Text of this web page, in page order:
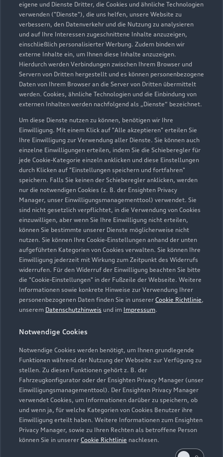
eigene und Dienste Dritter, die Cookies und ähnliche Technologien
verwenden ("Dienste"), die uns helfen, unsere Website zu
verbessern, den Datenverkehr und die Nutzung zu analysieren
und auf Ihre Interessen zugeschnittene Inhalte anzuzeigen,
einschließlich personalisierter Werbung. Zudem binden wir
externe Inhalte ein, um Ihnen diese Inhalte anzuzeigen.
Hierdurch werden Verbindungen zwischen Ihrem Browser und
Servern von Dritten hergestellt und es können personenbezogene
Daten von Ihrem Browser an die Server von Dritten übermittelt
werden. Cookies, ähnliche Technologien und die Einbindung von
externen Inhalten werden nachfolgend als „Dienste“ bezeichnet.
Um diese Dienste nutzen zu können, benötigen wir Ihre
Einwilligung. Mit einem Klick auf "Alle akzeptieren" erteilen Sie
Ihre Einwilligung zur Verwendung aller Dienste. Sie können auch
einzelne Einwilligungen erteilen, indem Sie die Schieberegler für
jede Cookie-Kategorie einzeln anklicken und diese Einstellungen
durch Klicken auf "Einstellungen speichern und fortfahren"
speichern. Falls Sie keinen der Schieberegler anklicken, werden
nur die notwendigen Cookies (z. B. der Ensighten Privacy
Manager, unser Einwilligungsmanagementtool) verwendet. Sie
sind nicht gesetzlich verpflichtet, in die Verwendung von Cookies
einzuwilligen, aber wenn Sie Ihre Einwilligung nicht erteilen,
können Sie bestimmte unserer Dienste möglicherweise nicht
nutzen. Sie können Ihre Cookie-Einstellungen anhand der unten
aufgeführten Kategorien von Cookies verwalten. Sie können Ihre
Einwilligung jederzeit mit Wirkung zum Zeitpunkt des Widerrufs
widerrufen. Für den Widerruf der Einwilligung beachten Sie bitte
die "Cookie-Einstellungen" in der Fußzeile der Webseite. Weitere
Informationen sowie konkrete Hinweise zur Verwendung Ihrer
personenbezogenen Daten finden Sie in unserer Cookie Richtlinie,
unserem Datenschutzhinweis und im Impressum.
Notwendige Cookies
Notwendige Cookies werden benötigt, um Ihnen grundlegende
Funktionen während der Nutzung der Webseite zur Verfügung zu
stellen. Zu diesen Funktionen gehört z. B. der
Fahrzeugkonfigurator oder der Ensighten Privacy Manager (unser
Einwilligungsmanagementtool). Der Ensighten Privacy Manager
verwendet Cookies, um Informationen darüber zu speichern, ob
und wenn ja, für welche Kategorien von Cookies Benutzer ihre
Einwilligung erteilt haben. Weitere Informationen zum Ensighten
Privacy Manager, sowie zu Ihren Rechten als betroffene Person
können Sie in unserer Cookie Richtlinie nachlesen.
04103 9169900
info@biesterfeldt-schmidt.de
Kontaktdaten herunterladen
Öffnungszeiten
Verkauf
Geöffnet bis18:00
Service
Geöffnet bis18:00
Teile- und Zubehörverkauf
Geöffnet bis 18:00
Buchhaltung
Geöffnet bis16:00
Disposition
Geöffnet bis15:00
und 31.12.)
Zurück nach oben
Modelle